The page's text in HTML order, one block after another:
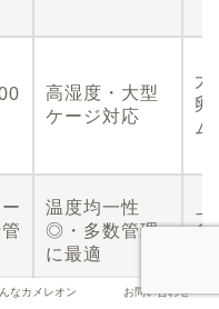
高湿度・大型
ケージ対応
大
卵
ム
温度均一性
◎・多数管理
に最適
ブ
なカメレオン お問い合わせ